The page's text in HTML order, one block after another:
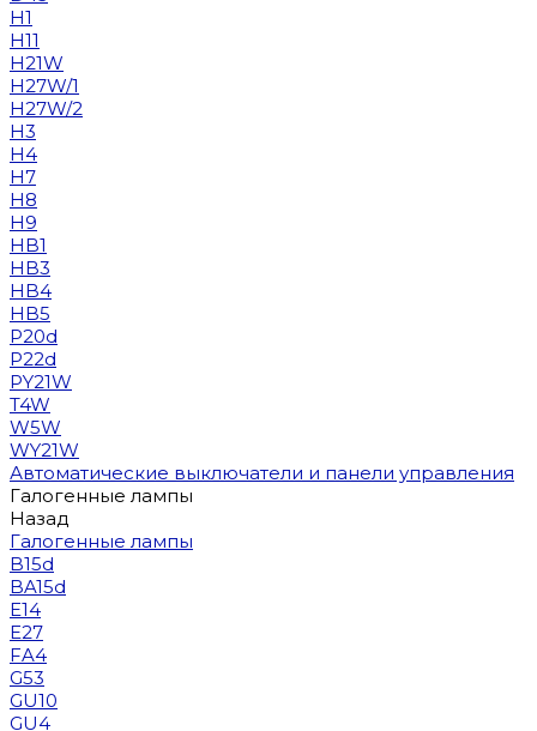
H1
H11
H21W
H27W/1
H27W/2
H3
H4
H7
H8
H9
HB1
HB3
HB4
HB5
P20d
P22d
PY21W
T4W
W5W
WY21W
Автоматические выключатели и панели управления
Галогенные лампы
Назад
Галогенные лампы
B15d
BA15d
E14
E27
FA4
G53
GU10
GU4